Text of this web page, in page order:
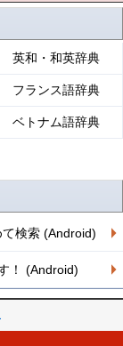
英和・和英辞典
フランス語辞典
ベトナム語辞典
検索 (Android)
！ (Android)